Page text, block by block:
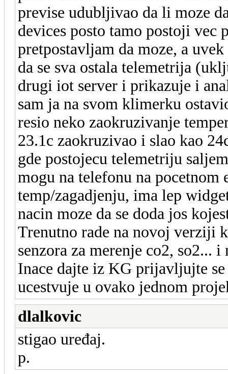
previse udubljivao da li moze
devices posto tamo postoji
pretpostavljam da moze, a
da se sva ostala telemetrija
drugi iot server i prikazuje i
sam ja na svom klimerku
resio neko zaokruzivanje
23.1c zaokruzivao i slao kao
gde postojecu telemetriju
mogu na telefonu na
temp/zagadjenju, ima lep
nacin moze da se doda jos
Trenutno rade na novoj verziji
senzora za merenje co2, so2... i
Inace dajte iz KG prijavljujte se
ucestvuje u ovako jednom
dlalkovic
stigao uređaj.
p.